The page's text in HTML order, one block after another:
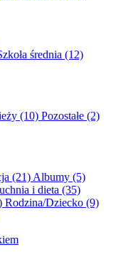
średnia (12)
(10) Pozostałe (2)
(21) Albumy (5)
i dieta (35)
Rodzina/Dziecko (9)